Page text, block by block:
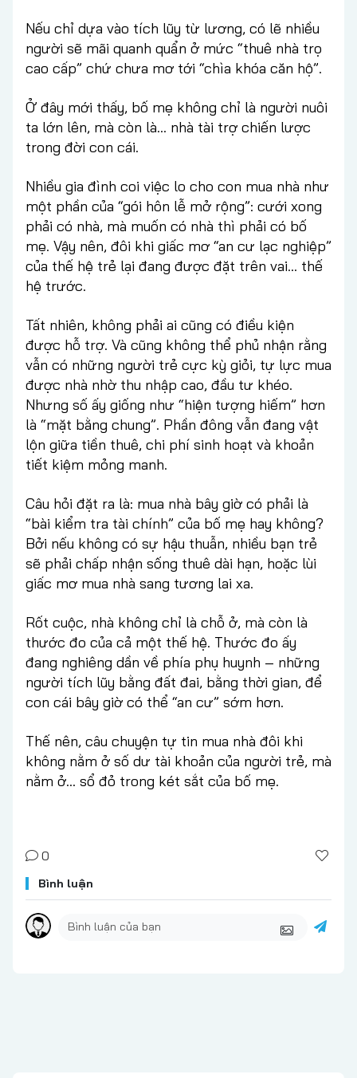
Nếu chỉ dựa vào tích lũy từ lương, có lẽ nhiều
người sẽ mãi quanh quẩn ở mức “thuê nhà trọ
cao cấp” chứ chưa mơ tới “chìa khóa căn hộ”.
Ở đây mới thấy, bố mẹ không chỉ là người nuôi
ta lớn lên, mà còn là… nhà tài trợ chiến lược
trong đời con cái.
Nhiều gia đình coi việc lo cho con mua nhà như
một phần của “gói hôn lễ mở rộng”: cưới xong
phải có nhà, mà muốn có nhà thì phải có bố
mẹ. Vậy nên, đôi khi giấc mơ “an cư lạc nghiệp”
của thế hệ trẻ lại đang được đặt trên vai… thế
hệ trước.
Tất nhiên, không phải ai cũng có điều kiện
được hỗ trợ. Và cũng không thể phủ nhận rằng
vẫn có những người trẻ cực kỳ giỏi, tự lực mua
được nhà nhờ thu nhập cao, đầu tư khéo.
Nhưng số ấy giống như “hiện tượng hiếm” hơn
là “mặt bằng chung”. Phần đông vẫn đang vật
lộn giữa tiền thuê, chi phí sinh hoạt và khoản
tiết kiệm mỏng manh.
Câu hỏi đặt ra là: mua nhà bây giờ có phải là
“bài kiểm tra tài chính” của bố mẹ hay không?
Bởi nếu không có sự hậu thuẫn, nhiều bạn trẻ
sẽ phải chấp nhận sống thuê dài hạn, hoặc lùi
giấc mơ mua nhà sang tương lai xa.
Rốt cuộc, nhà không chỉ là chỗ ở, mà còn là
thước đo của cả một thế hệ. Thước đo ấy
đang nghiêng dần về phía phụ huynh – những
người tích lũy bằng đất đai, bằng thời gian, để
con cái bây giờ có thể “an cư” sớm hơn.
Thế nên, câu chuyện tự tin mua nhà đôi khi
không nằm ở số dư tài khoản của người trẻ, mà
nằm ở… sổ đỏ trong két sắt của bố mẹ.
0
Bình luận